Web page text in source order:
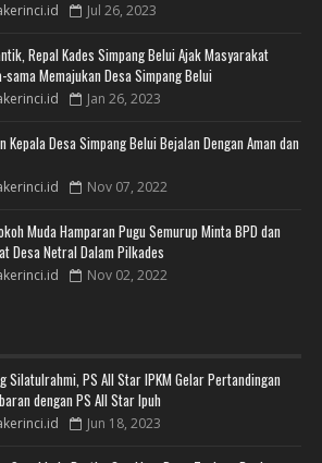
Jul 26, 2023
Repal Kades Simpang Belui Ajak Masyarakat
sama Memajukan Desa Simpang Belui
Jan 26, 2023
Kepala Desa Simpang Belui Bejalan Dengan Aman dan
Nov 07, 2022
Muda Hamparan Pugu Semurup Minta BPD dan
Desa Netral Dalam Pilkades
Nov 02, 2022
Silatulrahmi, PS All Star IPKM Gelar Pertandingan
dengan PS All Star Ipuh
Jun 18, 2023